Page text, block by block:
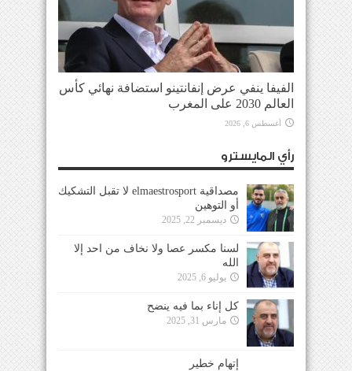
الفيفا ينفي عرض إنفانتينو استضافة نهائي كأس
العالم 2030 على المغرب
أغسطس 6, 2026
رأي المايسترو
مصداقية elmaestrosport لا تقبل التشكيك
أو التوهين
ديسمبر 22, 2025
لسنا مكسر عصا ولا نخاف من احد إلا
الله
يوليو 6, 2025
كل إناء بما فيه ينضح
مارس 31, 2025
إتهام خطير